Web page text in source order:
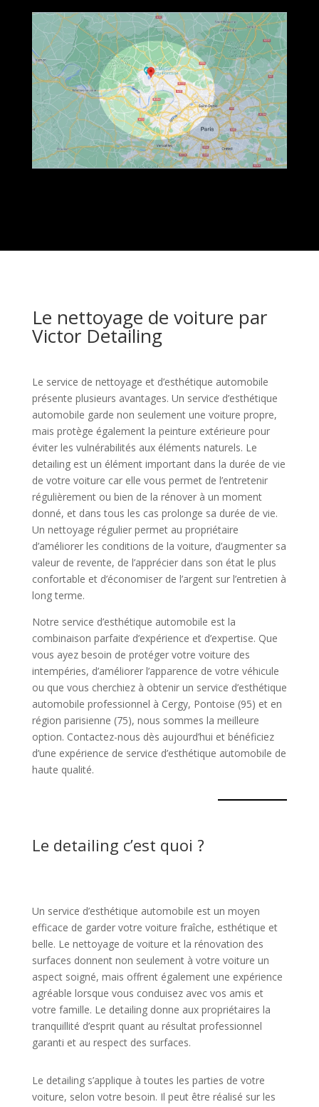
Le nettoyage de voiture par
Victor Detailing
Le service de nettoyage et d’esthétique automobile
présente plusieurs avantages. Un service d’esthétique
automobile garde non seulement une voiture propre,
mais protège également la peinture extérieure pour
éviter les vulnérabilités aux éléments naturels. Le
detailing est un élément important dans la durée de vie
de votre voiture car elle vous permet de l’entretenir
régulièrement ou bien de la rénover à un moment
donné, et dans tous les cas prolonge sa durée de vie.
Un nettoyage régulier permet au propriétaire
d’améliorer les conditions de la voiture, d’augmenter sa
valeur de revente, de l’apprécier dans son état le plus
confortable et d’économiser de l’argent sur l’entretien à
long terme.
Notre service d’esthétique automobile est la
combinaison parfaite d’expérience et d’expertise. Que
vous ayez besoin de protéger votre voiture des
intempéries, d’améliorer l’apparence de votre véhicule
ou que vous cherchiez à obtenir un service d’esthétique
automobile professionnel à Cergy, Pontoise (95) et en
région parisienne (75), nous sommes la meilleure
option. Contactez-nous dès aujourd’hui et bénéficiez
d’une expérience de service d’esthétique automobile de
haute qualité.
Le detailing c’est quoi ?
Un service d’esthétique automobile est un moyen
efficace de garder votre voiture fraîche, esthétique et
belle. Le nettoyage de voiture et la rénovation des
surfaces donnent non seulement à votre voiture un
aspect soigné, mais offrent également une expérience
agréable lorsque vous conduisez avec vos amis et
votre famille. Le detailing donne aux propriétaires la
tranquillité d’esprit quant au résultat professionnel
garanti et au respect des surfaces.
Le detailing s’applique à toutes les parties de votre
voiture, selon votre besoin. Il peut être réalisé sur les